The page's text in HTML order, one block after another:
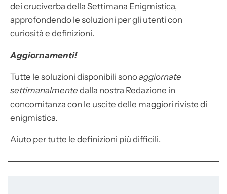
dei cruciverba della Settimana Enigmistica,
approfondendo le soluzioni per gli utenti con
curiosità e definizioni.
Aggiornamenti!
Tutte le soluzioni disponibili sonoaggiornate
settimanalmente dalla nostra Redazione in
concomitanza con le uscite delle maggiori riviste di
enigmistica.
Aiuto per tutte le definizioni più difficili.